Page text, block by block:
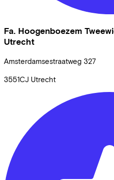
Fa. Hoogenboezem
Utrecht
Amsterdamsestraatweg 327
3551CJ Utrecht